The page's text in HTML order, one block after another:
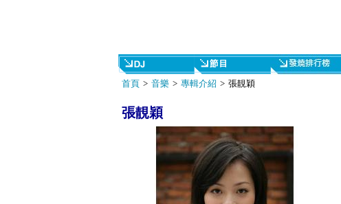
首頁> 音樂> 專輯介紹 > 張靚穎
張靚穎